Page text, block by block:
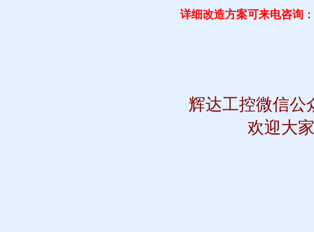
详细改造方案可来电咨询 ：
辉达工控微信公
欢迎大